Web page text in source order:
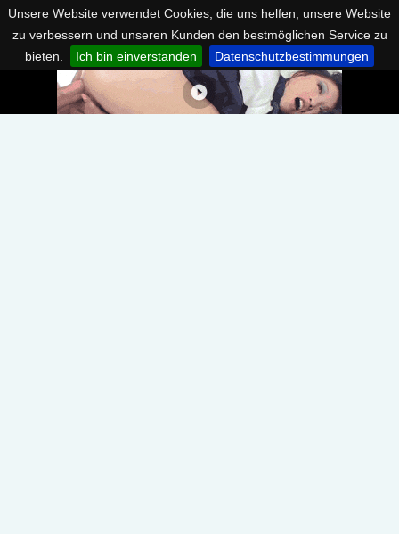
Unsere Website verwendet Cookies, die uns helfen, unsere Website
zu verbessern und unseren Kunden den bestmöglichen Service zu
bieten.
Ich bin einverstanden Datenschutzbestimmungen